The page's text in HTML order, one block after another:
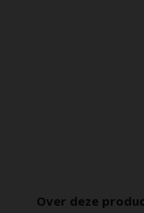
Over deze